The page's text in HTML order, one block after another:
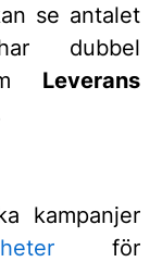
se antalet
dubbel
Leverans
kampanjer
för